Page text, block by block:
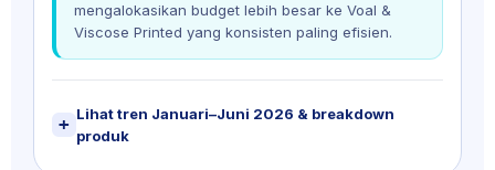
mengalokasikan budget lebih besar ke Voal &
Viscose Printed yang konsisten paling efisien.
Lihat tren Januari–Juni 2026 & breakdown
produk